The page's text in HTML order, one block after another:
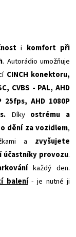
i komfort při
. Autorádio umožňuje
CINCH konektoru,
CVBS - PAL, AHD
25fps, AHD 1080P
Díky ostrému a
dění za vozidlem,
a zvyšujete
účastníky provozu.
každý den.
balení- je nutné ji